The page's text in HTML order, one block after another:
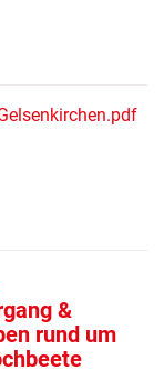
&
rund um